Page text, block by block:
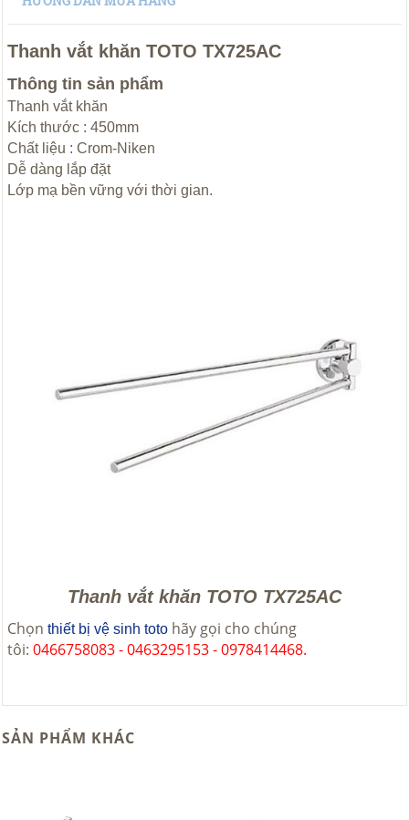
Thanh vắt khăn TOTO TX725AC
Thông tin sản phẩm
Thanh vắt khăn
Kích thước : 450mm
Chất liệu : Crom-Niken
Dễ dàng lắp đặt
Lớp mạ bền vững với thời gian.
Thanh vắt khăn TOTO TX725AC
Chọn thiết bị vệ sinh toto hãy gọi cho chúng
tôi: 0466758083 - 0463295153 - 0978414468.
SẢN PHẨM KHÁC